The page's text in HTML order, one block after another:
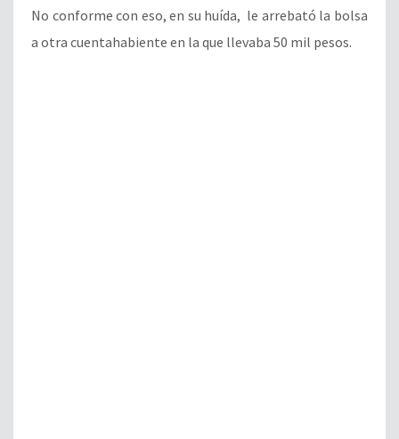
No conforme con eso, en su huída, le arrebató la bolsa
a otra cuentahabiente en la que llevaba 50 mil pesos.